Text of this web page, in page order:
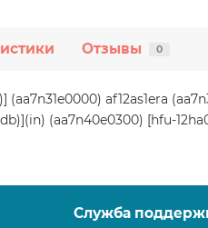
Отзывы 0
af12as1era
(aa7n40e0300) [hfu-
Служба